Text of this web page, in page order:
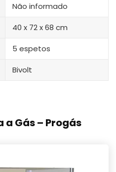
Não informado
‎40 x 72 x 68 cm
5 espetos
Bivolt
Gás – Progás